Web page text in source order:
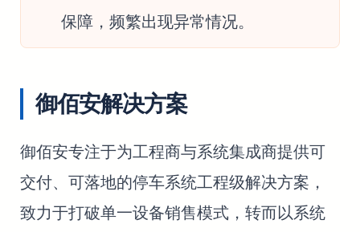
保障，频繁出现异常情况。
御佰安解决方案
御佰安专注于为工程商与系统集成商提供可
交付、可落地的停车系统工程级解决方案，
致力于打破单一设备销售模式，转而以系统